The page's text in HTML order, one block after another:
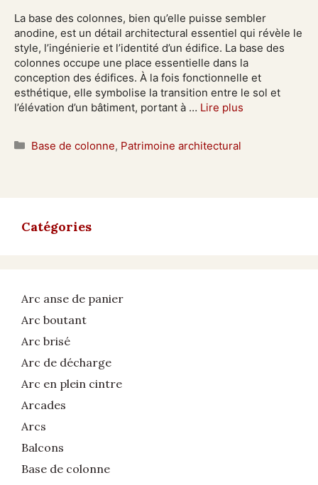
La base des colonnes, bien qu’elle puisse sembler
anodine, est un détail architectural essentiel qui révèle le
style, l’ingénierie et l’identité d’un édifice. La base des
colonnes occupe une place essentielle dans la
conception des édifices. À la fois fonctionnelle et
esthétique, elle symbolise la transition entre le sol et
l’élévation d’un bâtiment, portant à … Lire plus
Catégories
Base de colonne, Patrimoine architectural
Catégories
Arc anse de panier
Arc boutant
Arc brisé
Arc de décharge
Arc en plein cintre
Arcades
Arcs
Balcons
Base de colonne